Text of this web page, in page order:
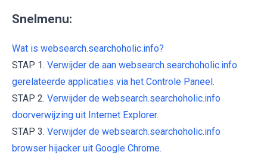
Snelmenu:
Wat is websearch.searchoholic.info?
STAP 1. Verwijder de aan websearch.searchoholic.info
gerelateerde applicaties via het Controle Paneel.
STAP 2. Verwijder de websearch.searchoholic.info
doorverwijzing uit Internet Explorer.
STAP 3. Verwijder de websearch.searchoholic.info
browser hijacker uit Google Chrome.